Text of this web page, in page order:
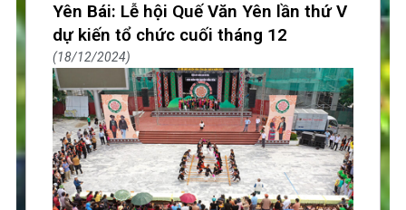
Yên Bái: Lễ hội Quế Văn Yên lần thứ V
dự kiến tổ chức cuối tháng 12
18/12/2024